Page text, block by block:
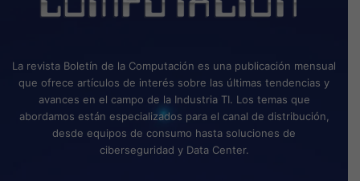
La revista Boletín de la Computación es una publicación mensual
que ofrece artículos de interés sobre las últimas tendencias y
avances en el campo de la Industria TI. Los temas que
abordamos están especializados para el canal de distribución,
desde equipos de consumo hasta soluciones de
ciberseguridad y Data Center.